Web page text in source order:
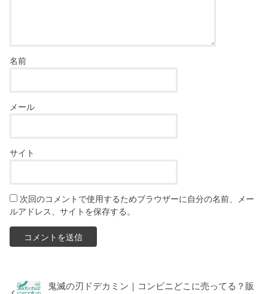
名前
メール
サイト
次回のコメントで使用するためブラウザーに自分の名前、メー
ルアドレス、サイトを保存する。
鬼滅の刃ドデカミン｜コンビニどこに売ってる？販